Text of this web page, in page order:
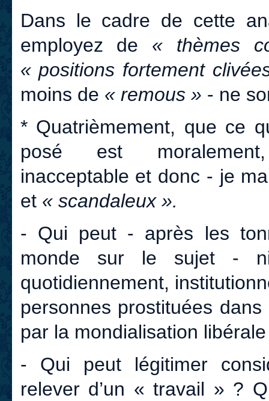
Dans le cadre de cette
employez de « thèmes
« positions fortement
moins de « remous » - ne
* Quatrièmement, que ce
posé est moralement,
inacceptable et donc - je
et « scandaleux ».
- Qui peut - après les
monde sur le sujet -
quotidiennement,
personnes prostituées
par la mondialisation
- Qui peut légitimer
relever d’un « travail » ?